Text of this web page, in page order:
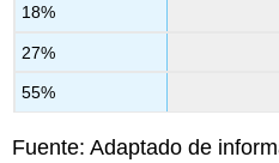
18%
27%
55%
Fuente: Adaptado de